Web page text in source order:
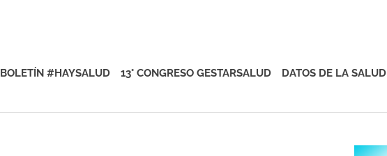
BOLETÍN #HAYSALUD 13° CONGRESO GESTARSALUD DATOS DE LA SALUD